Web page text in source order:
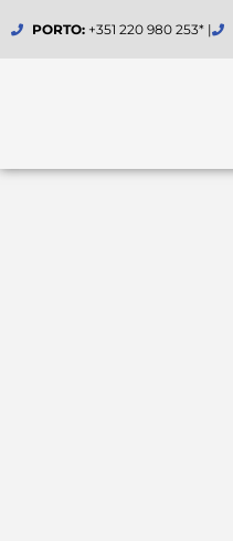
to
PORTO:+351 220 980 253* |